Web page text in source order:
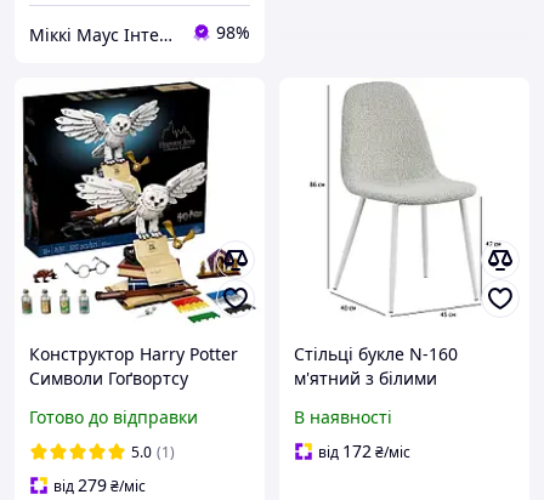
Міккі Маус Інтернет-магазин 98%
Конструктор Harry Potter
Символи Гоґвортсу
Сова Букля
Готово до відправки
5.0 (1)
від279₴/міс
Стільці букле N-160
м'ятний з білими
кухні
В наявності
від 172₴/міс